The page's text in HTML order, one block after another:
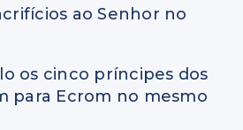
ao Senhor no
os cinco príncipes dos
para Ecrom no mesmo